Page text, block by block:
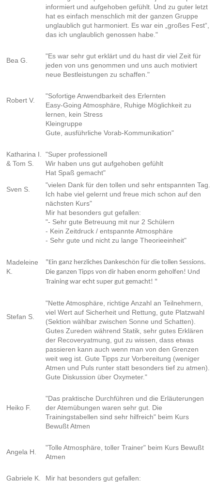
informiert und aufgehoben gefühlt. Und zu guter letzt
hat es einfach menschlich mit der ganzen Gruppe
unglaublich gut harmoniert. Es war ein „großes Fest“,
das ich unglaublich genossen habe."
Bea G.
"Es war sehr gut erklärt und du hast dir viel Zeit für
jeden von uns genommen und uns auch motiviert
neue Bestleistungen zu schaffen."
Robert V.
"Sofortige Anwendbarkeit des Erlernten
Easy-Going Atmosphäre, Ruhige Möglichkeit zu
lernen, kein Stress
Kleingruppe
Gute, ausführliche Vorab-Kommunikation"
Katharina I.
& Tom S.
"Super professionell
Wir haben uns gut aufgehoben gefühlt
Hat Spaß gemacht"
Sven S.
"vielen Dank für den tollen und sehr entspannten Tag.
Ich habe viel gelernt und freue mich schon auf den
nächsten Kurs"
Mir hat besonders gut gefallen:
"- Sehr gute Betreuung mit nur 2 Schülern
- Kein Zeitdruck / entspannte Atmosphäre
- Sehr gute und nicht zu lange Theorieeinheit"
Madeleine
K.
"Ein ganz herzliches Dankeschön für die tollen Sessions.
Die ganzen Tipps von dir haben enorm geholfen! Und
Training war echt super gut gemacht! "
Stefan S.
"Nette Atmosphäre, richtige Anzahl an Teilnehmern,
viel Wert auf Sicherheit und Rettung, gute Platzwahl
(Sektion wählbar zwischen Sonne und Schatten).
Gutes Zureden während Statik, sehr gutes Erklären
der Recoveryatmung, gut zu wissen, dass etwas
passieren kann auch wenn man von den Grenzen
weit weg ist. Gute Tipps zur Vorbereitung (weniger
Atmen und Puls runter statt besonders tief zu atmen).
Gute Diskussion über Oxymeter."
Heiko F.
"Das praktische Durchführen und die Erläuterungen
der Atemübungen waren sehr gut. Die
Trainingstabellen sind sehr hilfreich" beim Kurs
Bewußt Atmen
Angela H.
"Tolle Atmosphäre, toller Trainer" beim Kurs Bewußt
Atmen
Gabriele K.
Mir hat besonders gut gefallen: